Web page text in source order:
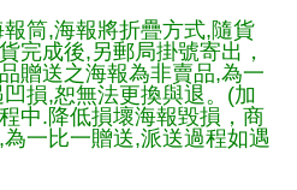
筒,海報將折疊方式,隨貨
完成後,另郵局掛號寄出，
贈送之海報為非賣品,為一
損,恕無法更換與退。(加
中.降低損壞海報毀損，商
一比一贈送,派送過程如遇